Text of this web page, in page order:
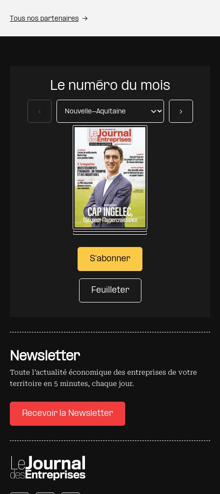
Tous nos partenaires
Newsletter
Toute l’actualité économique des entreprises de votre
territoire en 5 minutes, chaque jour.
Recevoir la Newsletter
Le numéro du mois
S'abonner
Feuilleter
Précédent Suivant